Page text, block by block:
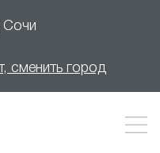
Сочи
сменить город